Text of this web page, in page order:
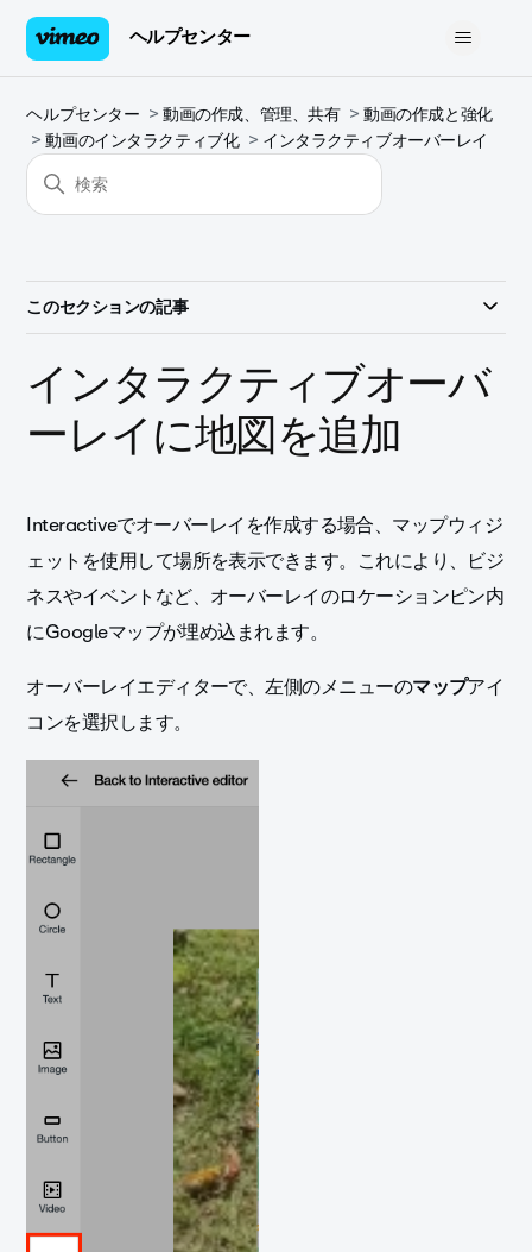
ヘルプセンター
ヘルプセンター 動画の作成、管理、共有
動画の作成と強化
動画のインタラクティブ化
インタラクティブオーバーレイ
このセクションの記事
インタラクティブオーバ
ーレイに地図を追加
Interactiveでオーバーレイを作成する場合、マップウィジ
ェットを使用して場所を表示できます。これにより、ビジ
ネスやイベントなど、オーバーレイのロケーションピン内
にGoogleマップが埋め込まれます。
オーバーレイエディターで、左側のメニューのマップアイ
コンを選択します。